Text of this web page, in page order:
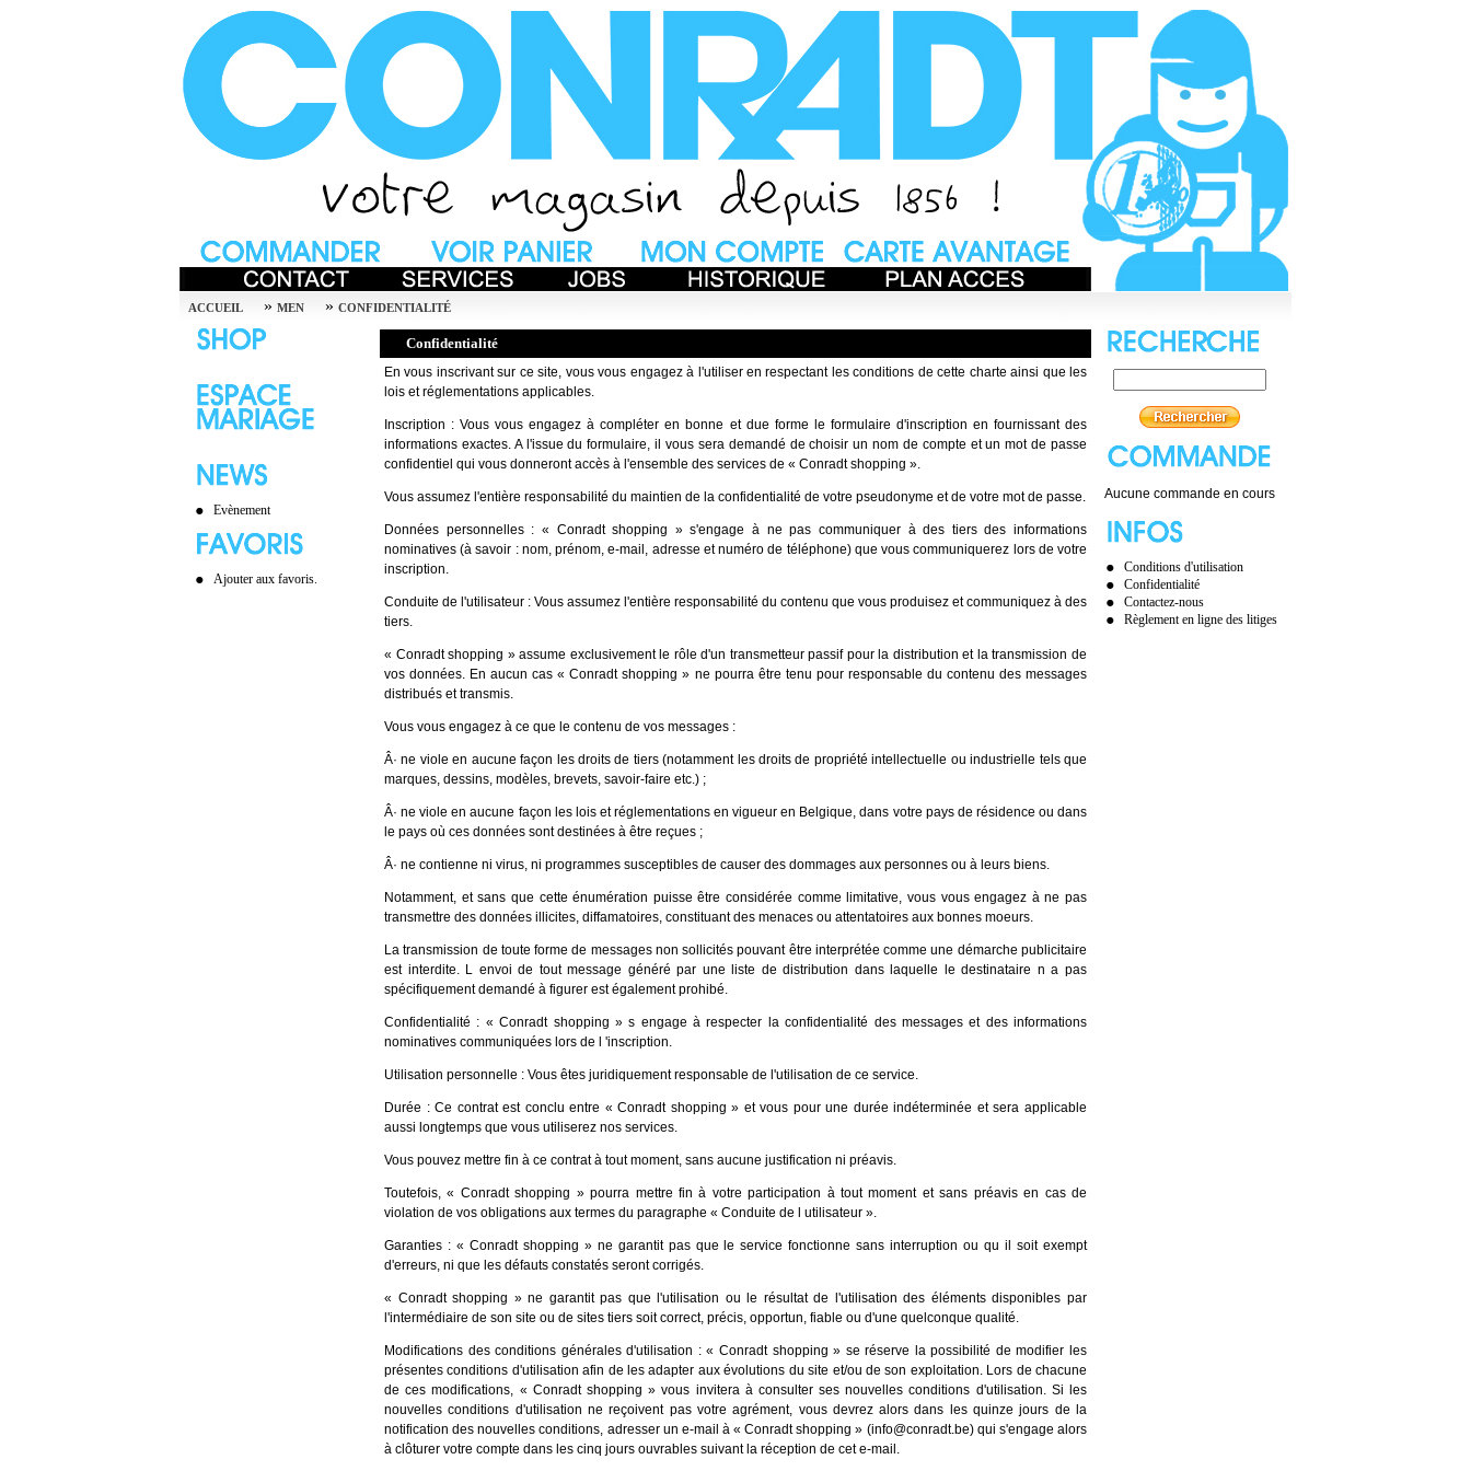
ACCUEIL » MEN » CONFIDENTIALITÉ
Evènement
Ajouter aux favoris.
Confidentialité
En vous inscrivant sur ce site, vous vous engagez à l'utiliser en respectant les conditions de cette charte ainsi que les
lois et réglementations applicables.
Inscription : Vous vous engagez à compléter en bonne et due forme le formulaire d'inscription en fournissant des
informations exactes. A l'issue du formulaire, il vous sera demandé de choisir un nom de compte et un mot de passe
confidentiel qui vous donneront accès à l'ensemble des services de « Conradt shopping ».
Vous assumez l'entière responsabilité du maintien de la confidentialité de votre pseudonyme et de votre mot de passe.
Données personnelles : « Conradt shopping » s'engage à ne pas communiquer à des tiers des informations
nominatives (à savoir : nom, prénom, e-mail, adresse et numéro de téléphone) que vous communiquerez lors de votre
inscription.
Conduite de l'utilisateur : Vous assumez l'entière responsabilité du contenu que vous produisez et communiquez à des
tiers.
« Conradt shopping » assume exclusivement le rôle d'un transmetteur passif pour la distribution et la transmission de
vos données. En aucun cas « Conradt shopping » ne pourra être tenu pour responsable du contenu des messages
distribués et transmis.
Vous vous engagez à ce que le contenu de vos messages :
Â· ne viole en aucune façon les droits de tiers (notamment les droits de propriété intellectuelle ou industrielle tels que
marques, dessins, modèles, brevets, savoir-faire etc.) ;
Â· ne viole en aucune façon les lois et réglementations en vigueur en Belgique, dans votre pays de résidence ou dans
le pays où ces données sont destinées à être reçues ;
Â· ne contienne ni virus, ni programmes susceptibles de causer des dommages aux personnes ou à leurs biens.
Notamment, et sans que cette énumération puisse être considérée comme limitative, vous vous engagez à ne pas
transmettre des données illicites, diffamatoires, constituant des menaces ou attentatoires aux bonnes moeurs.
La transmission de toute forme de messages non sollicités pouvant être interprétée comme une démarche publicitaire
est interdite. L envoi de tout message généré par une liste de distribution dans laquelle le destinataire n a pas
spécifiquement demandé à figurer est également prohibé.
Confidentialité : « Conradt shopping » s engage à respecter la confidentialité des messages et des informations
nominatives communiquées lors de l 'inscription.
Utilisation personnelle : Vous êtes juridiquement responsable de l'utilisation de ce service.
Durée : Ce contrat est conclu entre « Conradt shopping » et vous pour une durée indéterminée et sera applicable
aussi longtemps que vous utiliserez nos services.
Vous pouvez mettre fin à ce contrat à tout moment, sans aucune justification ni préavis.
Toutefois, « Conradt shopping » pourra mettre fin à votre participation à tout moment et sans préavis en cas de
violation de vos obligations aux termes du paragraphe « Conduite de l utilisateur ».
Garanties : « Conradt shopping » ne garantit pas que le service fonctionne sans interruption ou qu il soit exempt
d'erreurs, ni que les défauts constatés seront corrigés.
« Conradt shopping » ne garantit pas que l'utilisation ou le résultat de l'utilisation des éléments disponibles par
l'intermédiaire de son site ou de sites tiers soit correct, précis, opportun, fiable ou d'une quelconque qualité.
Modifications des conditions générales d'utilisation : « Conradt shopping » se réserve la possibilité de modifier les
présentes conditions d'utilisation afin de les adapter aux évolutions du site et/ou de son exploitation. Lors de chacune
de ces modifications, « Conradt shopping » vous invitera à consulter ses nouvelles conditions d'utilisation. Si les
nouvelles conditions d'utilisation ne reçoivent pas votre agrément, vous devrez alors dans les quinze jours de la
notification des nouvelles conditions, adresser un e-mail à « Conradt shopping » (info@conradt.be) qui s'engage alors
à clôturer votre compte dans les cinq jours ouvrables suivant la réception de cet e-mail.
Aucune commande en cours
Conditions d'utilisation
Confidentialité
Contactez-nous
Règlement en ligne des litiges